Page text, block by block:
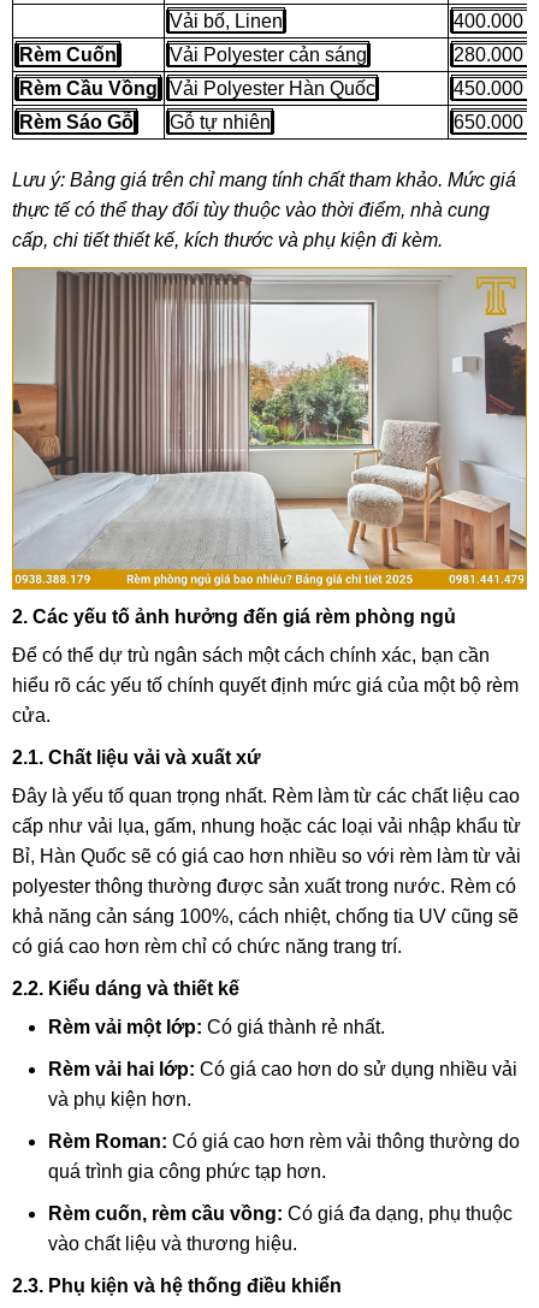
Vải bố, Linen
400.000
Rèm Cuốn
Vải Polyester cản sáng
280.000
Rèm Cầu Vồng
Vải Polyester Hàn Quốc
450.000
Rèm Sáo Gỗ
Gỗ tự nhiên 650.000
Lưu ý: Bảng giá trên chỉ mang tính chất tham khảo. Mức giá
thực tế có thể thay đổi tùy thuộc vào thời điểm, nhà cung
cấp, chi tiết thiết kế, kích thước và phụ kiện đi kèm.
2. Các yếu tố ảnh hưởng đến giá rèm phòng ngủ
Để có thể dự trù ngân sách một cách chính xác, bạn cần
hiểu rõ các yếu tố chính quyết định mức giá của một bộ rèm
cửa.
2.1. Chất liệu vải và xuất xứ
Đây là yếu tố quan trọng nhất. Rèm làm từ các chất liệu cao
cấp như vải lụa, gấm, nhung hoặc các loại vải nhập khẩu từ
Bỉ, Hàn Quốc sẽ có giá cao hơn nhiều so với rèm làm từ vải
polyester thông thường được sản xuất trong nước. Rèm có
khả năng cản sáng 100%, cách nhiệt, chống tia UV cũng sẽ
có giá cao hơn rèm chỉ có chức năng trang trí.
2.2. Kiểu dáng và thiết kế
Rèm vải một lớp: Có giá thành rẻ nhất.
Rèm vải hai lớp: Có giá cao hơn do sử dụng nhiều vải
và phụ kiện hơn.
Rèm Roman: Có giá cao hơn rèm vải thông thường do
quá trình gia công phức tạp hơn.
Rèm cuốn, rèm cầu vồng: Có giá đa dạng, phụ thuộc
vào chất liệu và thương hiệu.
2.3. Phụ kiện và hệ thống điều khiển